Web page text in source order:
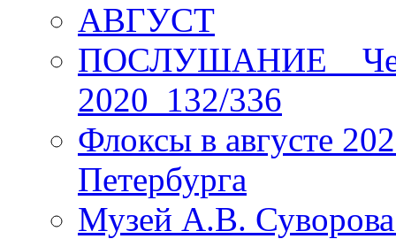
АВГУСТ
ПОСЛУШАНИЕ _
2020_132/336
Флоксы в августе
Петербурга
Музей А.В.